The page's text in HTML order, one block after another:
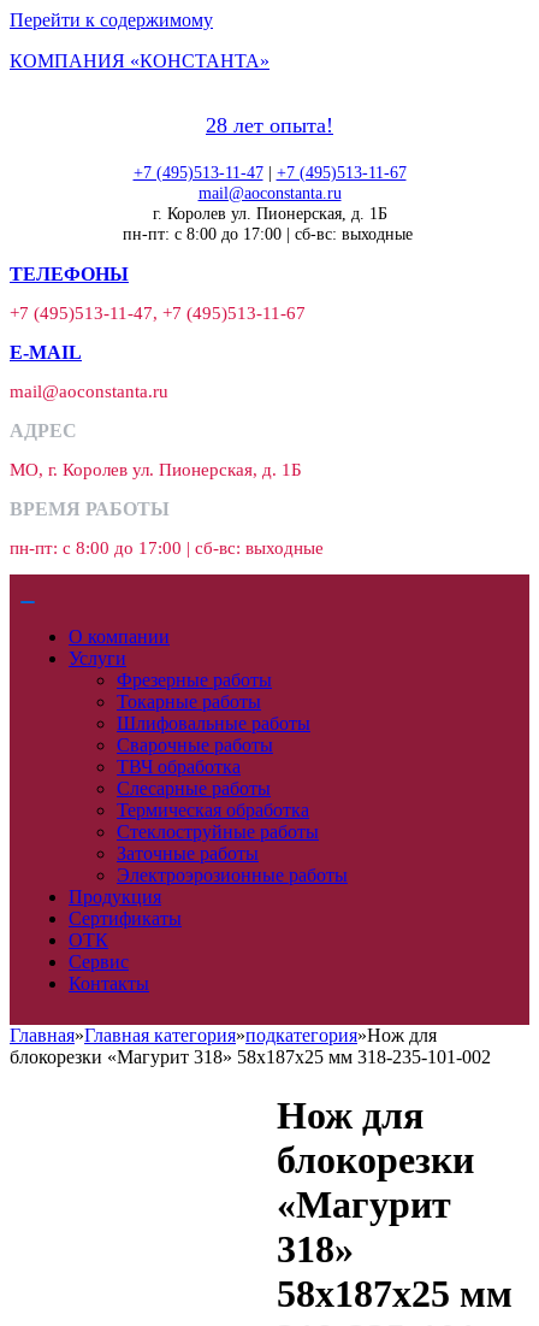
Перейти к содержимому
КОМПАНИЯ «КОНСТАНТА»
28 лет опыта!
+7 (495)513-11-47| +7 (495)513-11-67
mail@aoconstanta.ru
г. Королев ул. Пионерская, д. 1Б
пн-пт: с 8:00 до 17:00 | сб-вс: выходные
ТЕЛЕФОНЫ
+7 (495)513-11-47, +7 (495)513-11-67
E-MAIL
mail@aoconstanta.ru
АДРЕС
МО, г. Королев ул. Пионерская, д. 1Б
ВРЕМЯ РАБОТЫ
пн-пт: с 8:00 до 17:00 | сб-вс: выходные
О компании
Услуги
Фрезерные работы
Токарные работы
Шлифовальные работы
Сварочные работы
ТВЧ обработка
Слесарные работы
Термическая обработка
Стеклоструйные работы
Заточные работы
Электроэрозионные работы
Продукция
Сертификаты
ОТК
Сервис
Контакты
Главная»Главная категория»подкатегория»Нож для
блокорезки «Магурит 318» 58х187х25 мм 318-235-101-002
Нож для
блокорезки
«Магурит
318»
58х187х25 мм